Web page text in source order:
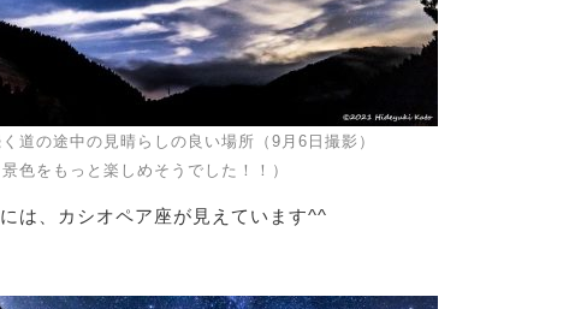
道の途中の見晴らしの良い場所（9月6日撮影）
景色をもっと楽しめそうでした！！）
は、カシオペア座が見えています^^